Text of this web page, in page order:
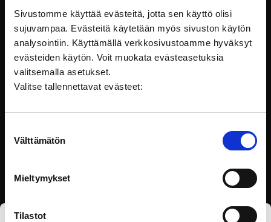
Sivustomme käyttää evästeitä, jotta sen käyttö olisi
sujuvampaa. Evästeitä käytetään myös sivuston käytön
analysointiin. Käyttämällä verkkosivustoamme hyväksyt
evästeiden käytön. Voit muokata evästeasetuksia
valitsemalla asetukset.
Valitse tallennettavat evästeet:
valinta
Välttämätön
Mieltymykset
Tilastot
Kunnat ja valtio kumppaneina – yhteistyö
rakentaa toimivaa yhteiskuntaa
Kunnat luovat perustan asukkaiden hyvälle elämälle.